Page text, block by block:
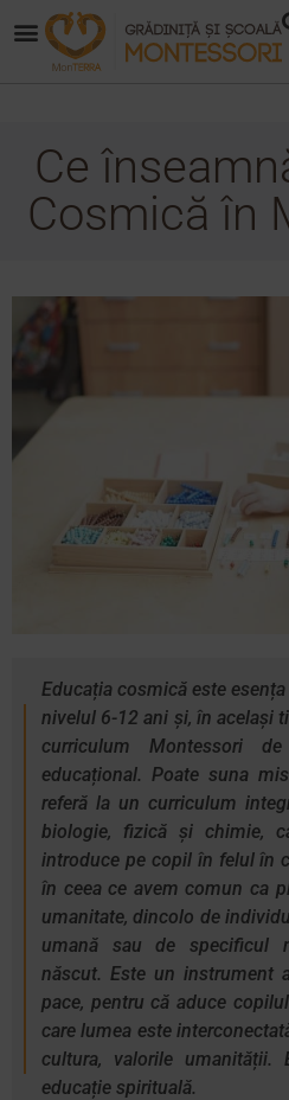
Ce
Cosmică în
Educația cosmică este
nivelul 6-12 ani și, în același
curriculum Montessori
educațional. Poate suna
referă la un curriculum
biologie, fizică și chimie,
introduce pe copil în felul în
în ceea ce avem comun ca
umanitate, dincolo de
umană sau de specificul
născut. Este un instrument
pace, pentru că aduce
care lumea este
cultura, valorile
educație spirituală.